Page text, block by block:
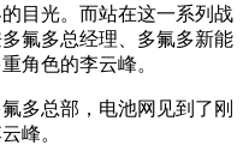
目光。而站在这一系列战
氟多总经理、多氟多新能
角色的李云峰。
多总部，电池网见到了刚
峰。